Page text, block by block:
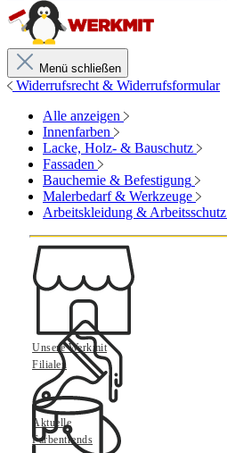
Menü schließen
Widerrufsrecht & Widerrufsformular
Alle anzeigen
Innenfarben
Lacke, Holz- & Bauschutz
Fassaden
Bauchemie & Befestigung
Malerbedarf & Werkzeuge
Arbeitskleidung & Arbeitsschutz
Unsere Werkmit
Filialen
Aktuelle
Farbentrends